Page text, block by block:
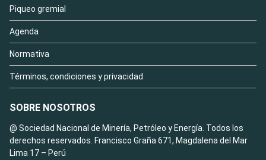
Piqueo gremial
Agenda
Normativa
Términos, condiciones y privacidad
SOBRE NOSOTROS
@ Sociedad Nacional de Minería, Petróleo y Energía. Todos los
derechos reservados. Francisco Graña 671, Magdalena del Mar
Lima 17 – Perú